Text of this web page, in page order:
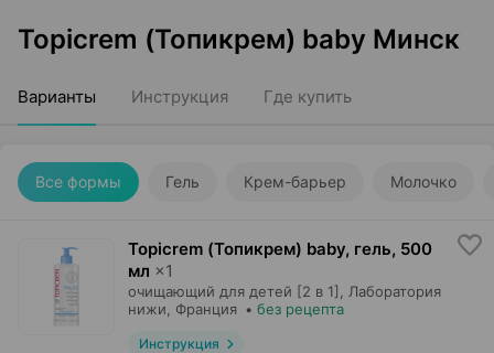
Topicrem (Топикрем) baby Минск
Варианты Инструкция Где купить
Все формы Гель Крем-барьер Молочко
Topicrem (Топикрем) baby, гель, 500
мл ×1
очищающий для детей [2 в 1],
Лаборатория
нижи , Франция • без рецепта
Инструкция